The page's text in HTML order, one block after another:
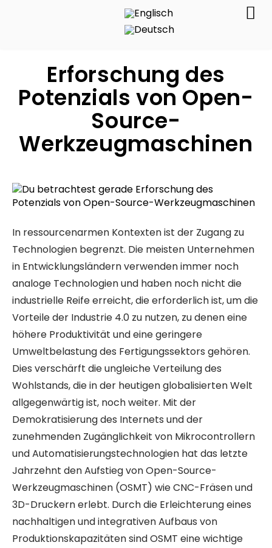
Erforschung des
Potenzials von Open-
Source-
Werkzeugmaschinen
In ressourcenarmen Kontexten ist der Zugang zu
Technologien begrenzt. Die meisten Unternehmen
in Entwicklungsländern verwenden immer noch
analoge Technologien und haben noch nicht die
industrielle Reife erreicht, die erforderlich ist, um die
Vorteile der Industrie 4.0 zu nutzen, zu denen eine
höhere Produktivität und eine geringere
Umweltbelastung des Fertigungssektors gehören.
Dies verschärft die ungleiche Verteilung des
Wohlstands, die in der heutigen globalisierten Welt
allgegenwärtig ist, noch weiter. Mit der
Demokratisierung des Internets und der
zunehmenden Zugänglichkeit von Mikrocontrollern
und Automatisierungstechnologien hat das letzte
Jahrzehnt den Aufstieg von Open-Source-
Werkzeugmaschinen (OSMT) wie CNC-Fräsen und
3D-Druckern erlebt. Durch die Erleichterung eines
nachhaltigen und integrativen Aufbaus von
Produktionskapazitäten sind OSMT eine wichtige